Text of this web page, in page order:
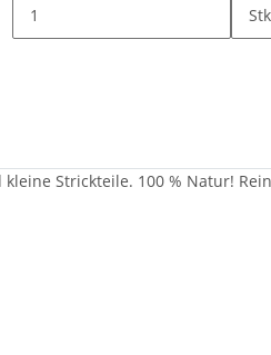
Stk
Strickteile. 100 % Natur!